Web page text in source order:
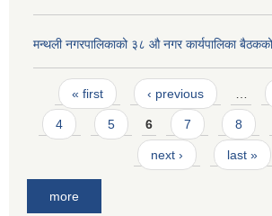
मन्थली नगरपालिकाको ३८ औ नगर कार्यपालिका
Pages
« first ‹ previous
4 5 6 7 8
next › last »
more